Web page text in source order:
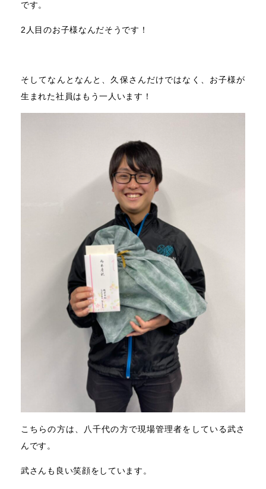
です。
2人目のお子様なんだそうです！
そしてなんとなんと、久保さんだけではなく、お子様が
生まれた社員はもう一人います！
こちらの方は、八千代の方で現場管理者をしている武さ
んです。
武さんも良い笑顔をしています。